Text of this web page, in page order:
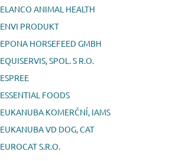
ELANCO ANIMAL HEALTH
ENVI PRODUKT
EPONA HORSEFEED GMBH
EQUISERVIS, SPOL. S R.O.
ESPREE
ESSENTIAL FOODS
EUKANUBA KOMERČNÍ, IAMS
EUKANUBA VD DOG, CAT
EUROCAT S.R.O.